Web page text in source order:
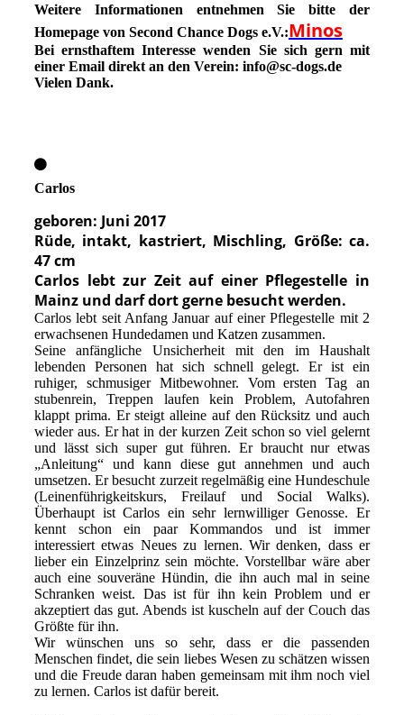
Weitere Informationen entnehmen Sie bitte der
Homepage von Second Chance Dogs e.V.:Minos
Bei ernsthaftem Interesse wenden Sie sich gern mit
einer Email direkt an den Verein: info@sc-dogs.de
Vielen Dank.
Carlos
geboren: Juni 2017
Rüde, intakt, kastriert, Mischling, Größe: ca.
47 cm
Carlos lebt zur Zeit auf einer Pflegestelle in
Mainz und darf dort gerne besucht werden.
Carlos lebt seit Anfang Januar auf einer Pflegestelle mit 2
erwachsenen Hundedamen und Katzen zusammen.
Seine anfängliche Unsicherheit mit den im Haushalt
lebenden Personen hat sich schnell gelegt. Er ist ein
ruhiger, schmusiger Mitbewohner. Vom ersten Tag an
stubenrein, Treppen laufen kein Problem, Autofahren
klappt prima. Er steigt alleine auf den Rücksitz und auch
wieder aus. Er hat in der kurzen Zeit schon so viel gelernt
und lässt sich super gut führen. Er braucht nur etwas
„Anleitung“ und kann diese gut annehmen und auch
umsetzen. Er besucht zurzeit regelmäßig eine Hundeschule
(Leinenführigkeitskurs, Freilauf und Social Walks).
Überhaupt ist Carlos ein sehr lernwilliger Genosse. Er
kennt schon ein paar Kommandos und ist immer
interessiert etwas Neues zu lernen. Wir denken, dass er
lieber ein Einzelprinz sein möchte. Vorstellbar wäre aber
auch eine souveräne Hündin, die ihn auch mal in seine
Schranken weist. Das ist für ihn kein Problem und er
akzeptiert das gut. Abends ist kuscheln auf der Couch das
Größte für ihn.
Wir wünschen uns so sehr, dass er die passenden
Menschen findet, die sein liebes Wesen zu schätzen wissen
und die Freude daran haben gemeinsam mit ihm noch viel
zu lernen. Carlos ist dafür bereit.